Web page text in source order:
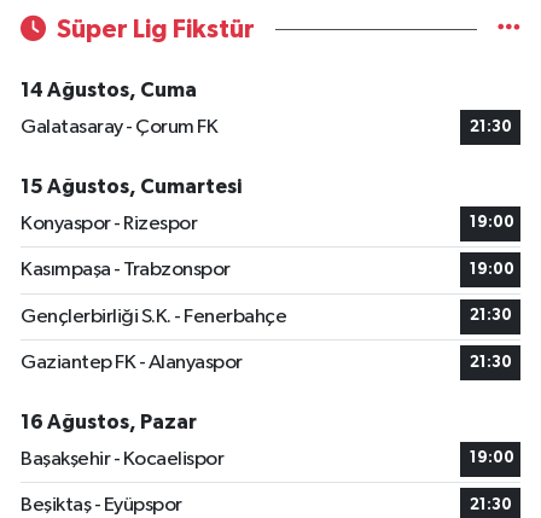
Süper Lig Fikstür
14 Ağustos, Cuma
Galatasaray - Çorum FK
21:30
15 Ağustos, Cumartesi
Konyaspor - Rizespor
19:00
Kasımpaşa - Trabzonspor 19:00
Gençlerbirliği S.K. - Fenerbahçe 21:30
Gaziantep FK - Alanyaspor 21:30
16 Ağustos, Pazar
Başakşehir - Kocaelispor
19:00
Beşiktaş - Eyüpspor 21:30